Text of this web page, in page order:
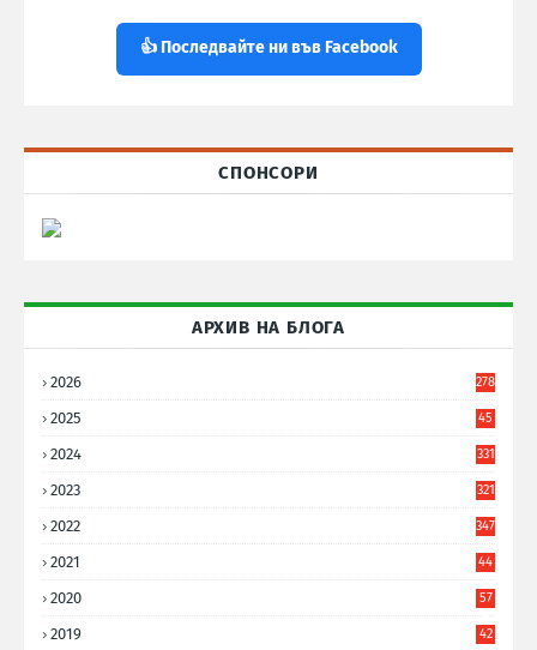
👍 Последвайте ни във Facebook
СПОНСОРИ
АРХИВ НА БЛОГА
2026 278
2025
45
2024 331
2023 321
2022 347
2021
44
2020
57
2019
42